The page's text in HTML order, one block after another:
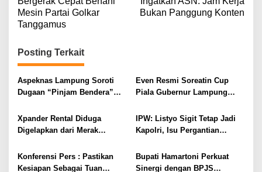
i
a
s
i
p
o
s
Mesin Partai Golkar
Tanggamus
Bukan Panggung Konten
Posting Terkait
Aspeknas Lampung Soroti
Dugaan “Pinjam Bendera”
Pemenang Tender Diminta
Tak Sekadar Lolos
Even Resmi Soreatin Cup
Piala Gubernur Lampung
Catatkan Sejarah Baru
Kebangkitan Olahraga Di
Xpander Rental Diduga
Digelapkan dari Merak
Pengemudinya Prajurit TNI
AL
IPW: Listyo Sigit Tetap Jadi
Kapolri, Isu Pergantian
Kawanan Febrie Adriansyah
Konferensi Pers : Pastikan
Kesiapan Sebagai Tuan
Bupati Hamartoni Perkuat
Sinergi dengan BPJS